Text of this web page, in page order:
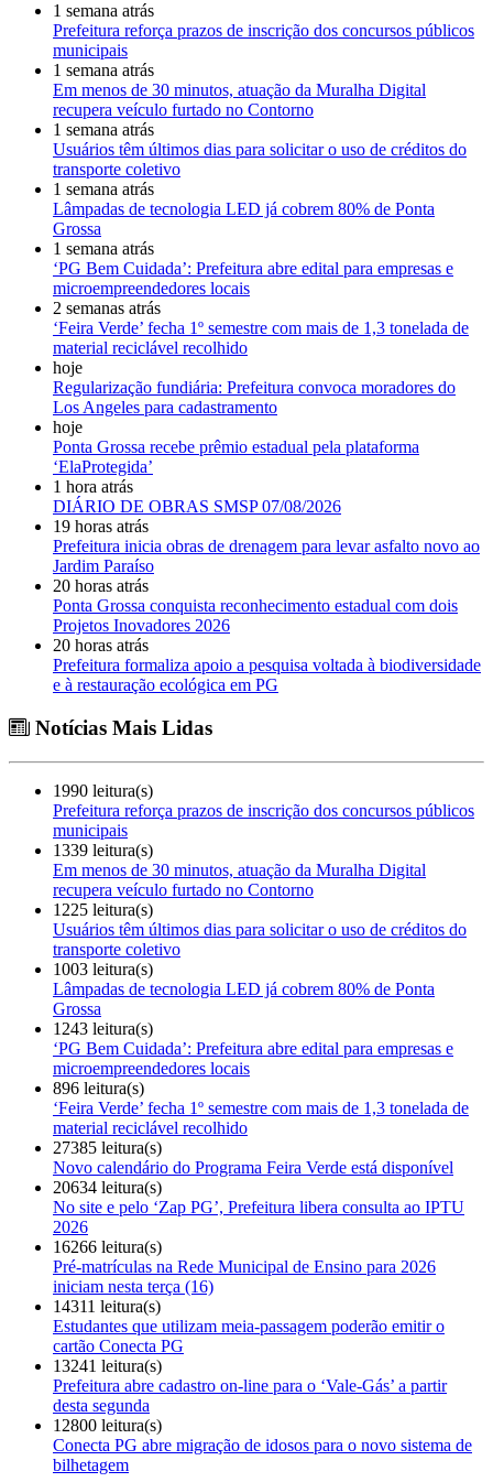
1 semana atrás
Prefeitura reforça prazos de inscrição dos concursos públicos
municipais
1 semana atrás
Em menos de 30 minutos, atuação da Muralha Digital
recupera veículo furtado no Contorno
1 semana atrás
Usuários têm últimos dias para solicitar o uso de créditos do
transporte coletivo
1 semana atrás
Lâmpadas de tecnologia LED já cobrem 80% de Ponta
Grossa
1 semana atrás
‘PG Bem Cuidada’: Prefeitura abre edital para empresas e
microempreendedores locais
2 semanas atrás
‘Feira Verde’ fecha 1º semestre com mais de 1,3 tonelada de
material reciclável recolhido
hoje
Regularização fundiária: Prefeitura convoca moradores do
Los Angeles para cadastramento
hoje
Ponta Grossa recebe prêmio estadual pela plataforma
‘ElaProtegida’
1 hora atrás
DIÁRIO DE OBRAS SMSP 07/08/2026
19 horas atrás
Prefeitura inicia obras de drenagem para levar asfalto novo ao
Jardim Paraíso
20 horas atrás
Ponta Grossa conquista reconhecimento estadual com dois
Projetos Inovadores 2026
20 horas atrás
Prefeitura formaliza apoio a pesquisa voltada à biodiversidade
e à restauração ecológica em PG
Notícias Mais Lidas
1990 leitura(s)
Prefeitura reforça prazos de inscrição dos concursos públicos
municipais
1339 leitura(s)
Em menos de 30 minutos, atuação da Muralha Digital
recupera veículo furtado no Contorno
1225 leitura(s)
Usuários têm últimos dias para solicitar o uso de créditos do
transporte coletivo
1003 leitura(s)
Lâmpadas de tecnologia LED já cobrem 80% de Ponta
Grossa
1243 leitura(s)
‘PG Bem Cuidada’: Prefeitura abre edital para empresas e
microempreendedores locais
896 leitura(s)
‘Feira Verde’ fecha 1º semestre com mais de 1,3 tonelada de
material reciclável recolhido
27385 leitura(s)
Novo calendário do Programa Feira Verde está disponível
20634 leitura(s)
No site e pelo ‘Zap PG’, Prefeitura libera consulta ao IPTU
2026
16266 leitura(s)
Pré-matrículas na Rede Municipal de Ensino para 2026
iniciam nesta terça (16)
14311 leitura(s)
Estudantes que utilizam meia-passagem poderão emitir o
cartão Conecta PG
13241 leitura(s)
Prefeitura abre cadastro on-line para o ‘Vale-Gás’ a partir
desta segunda
12800 leitura(s)
Conecta PG abre migração de idosos para o novo sistema de
bilhetagem